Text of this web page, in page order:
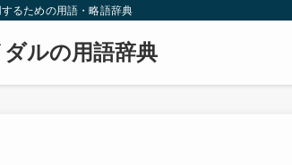
るための用語・略語辞典
ルの用語辞典